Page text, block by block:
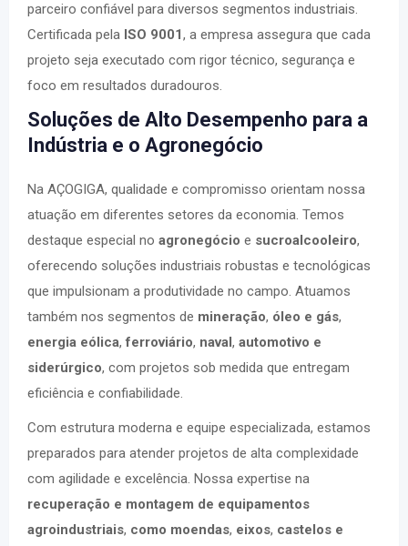
parceiro confiável para diversos segmentos industriais.
Certificada pela ISO 9001, a empresa assegura que cada
projeto seja executado com rigor técnico, segurança e
foco em resultados duradouros.
Soluções de Alto Desempenho para a
Indústria e o Agronegócio
Na AÇOGIGA, qualidade e compromisso orientam nossa
atuação em diferentes setores da economia. Temos
destaque especial no agronegócio e sucroalcooleiro,
oferecendo soluções industriais robustas e tecnológicas
que impulsionam a produtividade no campo. Atuamos
também nos segmentos de mineração, óleo e gás,
energia eólica,ferroviário, naval, automotivo e
siderúrgico, com projetos sob medida que entregam
eficiência e confiabilidade.
Com estrutura moderna e equipe especializada, estamos
preparados para atender projetos de alta complexidade
com agilidade e excelência. Nossa expertise na
recuperação e montagem de equipamentos
agroindustriais, como moendas, eixos, castelos e